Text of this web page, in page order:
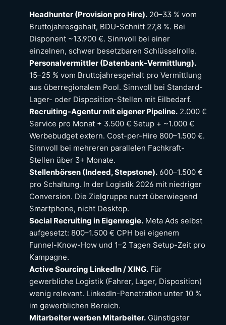
Headhunter (Provision pro Hire). 20–33 % vom
Bruttojahresgehalt, BDU-Schnitt 27,8 %. Bei
Disponent ~13.900 €. Sinnvoll bei einer
einzelnen, schwer besetzbaren Schlüsselrolle.
Personalvermittler (Datenbank-Vermittlung).
15–25 % vom Bruttojahresgehalt pro Vermittlung
aus überregionalem Pool. Sinnvoll bei Standard-
Lager- oder Disposition-Stellen mit Eilbedarf.
Recruiting-Agentur mit eigener Pipeline. 2.000 €
Service pro Monat + 3.500 € Setup + ~1.000 €
Werbebudget extern. Cost-per-Hire 800–1.500 €.
Sinnvoll bei mehreren parallelen Fachkraft-
Stellen über 3+ Monate.
Stellenbörsen (Indeed, Stepstone). 600–1.500 €
pro Schaltung. In der Logistik 2026 mit niedriger
Conversion. Die Zielgruppe nutzt überwiegend
Smartphone, nicht Desktop.
Social Recruiting in Eigenregie. Meta Ads selbst
aufgesetzt: 800–1.500 € CPH bei eigenem
Funnel-Know-How und 1–2 Tagen Setup-Zeit pro
Kampagne.
Active Sourcing LinkedIn / XING. Für
gewerbliche Logistik (Fahrer, Lager, Disposition)
wenig relevant. LinkedIn-Penetration unter 10 %
im gewerblichen Bereich.
Mitarbeiter werben Mitarbeiter. Günstigster